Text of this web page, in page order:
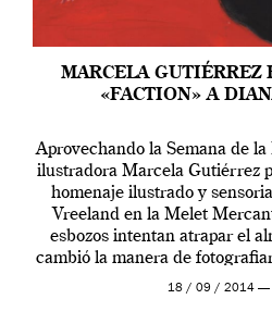
MARCELA GUTIÉRREZ
«FACTION» A
Aprovechando la Semana de
ilustradora Marcela Gutiérrez
homenaje ilustrado y
Vreeland en la Melet
esbozos intentan atrapar el
cambió la manera de
sesenta y
18 / 09 / 2014 —